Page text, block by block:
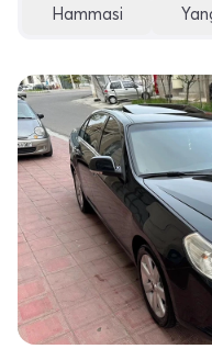
Hammasi